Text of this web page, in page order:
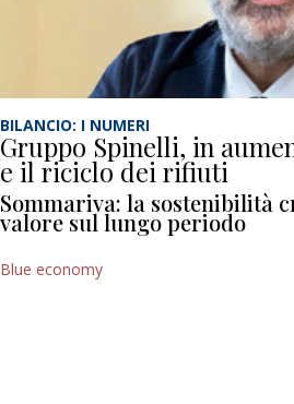
BILANCIO: I NUMERI
Gruppo Spinelli, in
e il riciclo dei rifiuti
Sommariva: la sostenibilità
valore sul lungo periodo
Blue economy